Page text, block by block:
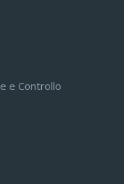
e Controllo